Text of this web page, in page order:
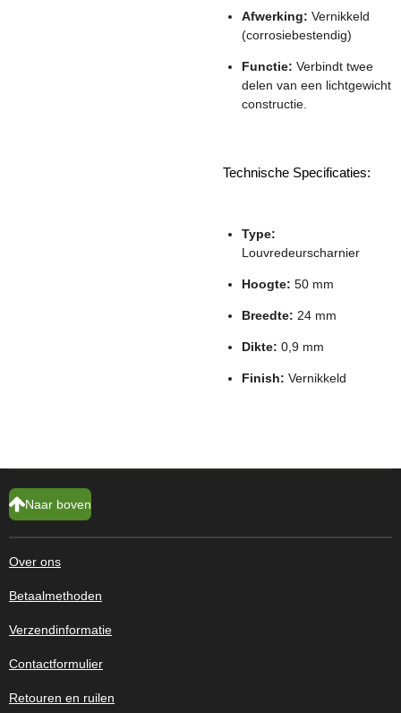
Afwerking: Vernikkeld
(corrosiebestendig)
Functie: Verbindt twee
delen van een lichtgewicht
constructie.
Technische Specificaties:
Type:
Louvredeurscharnier
Hoogte: 50 mm
Breedte: 24 mm
Dikte: 0,9 mm
Finish: Vernikkeld
Naar boven
Over ons
Betaalmethoden
Verzendinformatie
Contactformulier
Retouren en ruilen